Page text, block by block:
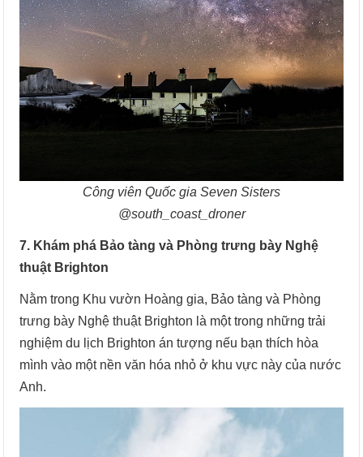
Công viên Quốc gia Seven Sisters
@south_coast_droner
7. Khám phá Bảo tàng và Phòng trưng bày Nghệ
thuật Brighton
Nằm trong Khu vườn Hoàng gia, Bảo tàng và Phòng
trưng bày Nghệ thuật Brighton là một trong những trải
nghiệm du lịch Brighton án tượng nếu bạn thích hòa
mình vào một nền văn hóa nhỏ ở khu vực này của nước
Anh.